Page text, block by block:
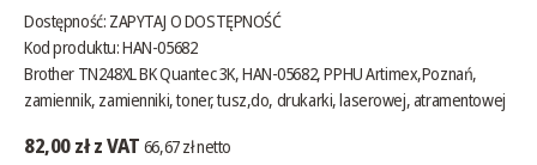
Dostępność: ZAPYTAJ O DOSTĘPNOŚĆ
Kod produktu: HAN-05682
Brother TN248XL BK Quantec 3K, HAN-05682, PPHU Artimex,Poznań,
zamiennik, zamienniki, toner, tusz,do, drukarki, laserowej, atramentowej
82,00 zł z VAT 66,67 zł netto